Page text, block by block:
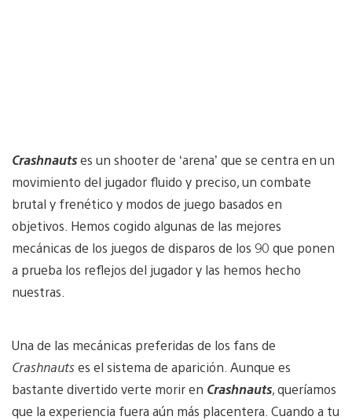
Crashnautses un shooter de ‘arena’ que se centra en un
movimiento del jugador fluido y preciso, un combate
brutal y frenético y modos de juego basados en
objetivos. Hemos cogido algunas de las mejores
mecánicas de los juegos de disparos de los 90 que ponen
a prueba los reflejos del jugador y las hemos hecho
nuestras.
Una de las mecánicas preferidas de los fans de
Crashnautses el sistema de aparición. Aunque es
bastante divertido verte morir en Crashnauts, queríamos
que la experiencia fuera aún más placentera. Cuando a tu